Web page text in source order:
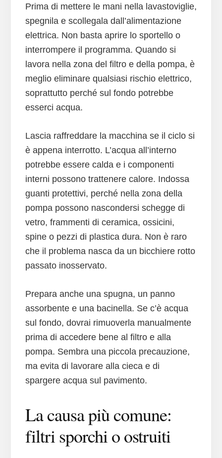
Prima di mettere le mani nella lavastoviglie,
spegnila e scollegala dall’alimentazione
elettrica. Non basta aprire lo sportello o
interrompere il programma. Quando si
lavora nella zona del filtro e della pompa, è
meglio eliminare qualsiasi rischio elettrico,
soprattutto perché sul fondo potrebbe
esserci acqua.
Lascia raffreddare la macchina se il ciclo si
è appena interrotto. L’acqua all’interno
potrebbe essere calda e i componenti
interni possono trattenere calore. Indossa
guanti protettivi, perché nella zona della
pompa possono nascondersi schegge di
vetro, frammenti di ceramica, ossicini,
spine o pezzi di plastica dura. Non è raro
che il problema nasca da un bicchiere rotto
passato inosservato.
Prepara anche una spugna, un panno
assorbente e una bacinella. Se c’è acqua
sul fondo, dovrai rimuoverla manualmente
prima di accedere bene al filtro e alla
pompa. Sembra una piccola precauzione,
ma evita di lavorare alla cieca e di
spargere acqua sul pavimento.
La causa più comune:
filtri sporchi o ostruiti